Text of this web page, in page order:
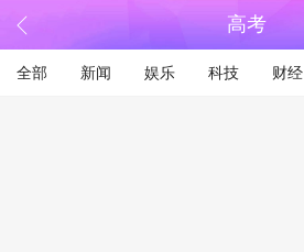
高考
全部 新闻 娱乐 科技 财经